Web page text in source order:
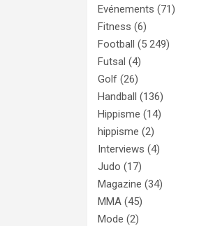
Evénements (71)
Fitness (6)
Football (5 249)
Futsal (4)
Golf (26)
Handball (136)
Hippisme (14)
hippisme (2)
Interviews (4)
Judo (17)
Magazine (34)
MMA (45)
Mode (2)